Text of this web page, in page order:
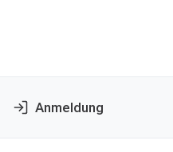
Anmeldung